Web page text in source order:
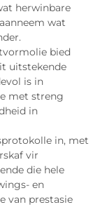
herwinbare
wat
bied
uitstekende
is in
met streng
in
in, met
vir
die hele
en
van prestasie